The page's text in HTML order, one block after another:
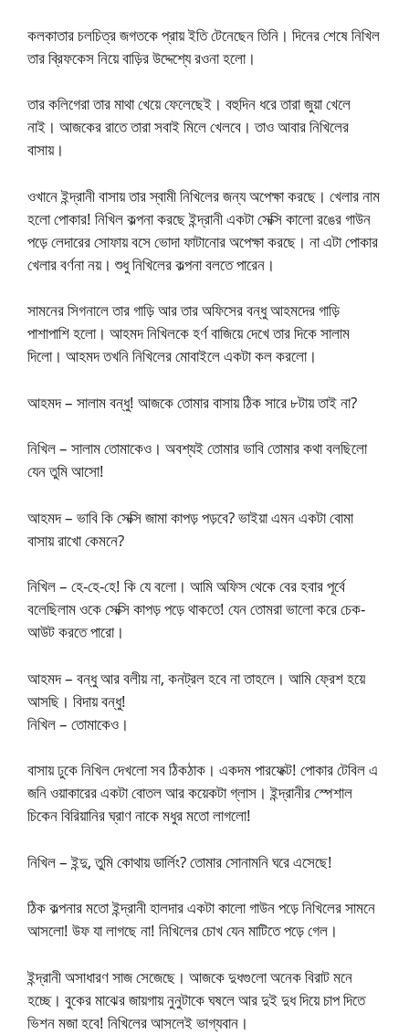
কলকাতার চলচিত্র জগতকে প্রায় ইতি টেনেছেন তিনি। দিনের শেষে নিখিল
তার ব্রিফকেস নিয়ে বাড়ির উদ্দেশ্যে রওনা হলো।
তার কলিগেরা তার মাথা খেয়ে ফেলেছেই। বহুদিন ধরে তারা জুয়া খেলে
নাই। আজকের রাতে তারা সবাই মিলে খেলবে। তাও আবার নিখিলের
বাসায়।
ওখানে ইন্দ্রানী বাসায় তার স্বামী নিখিলের জন্য অপেক্ষা করছে। খেলার নাম
হলো পোকার! নিখিল কল্পনা করছে ইন্দ্রানী একটা সেক্সি কালো রঙের গাউন
পড়ে লেদারের সোফায় বসে ভোদা ফাটানোর অপেক্ষা করছে। না এটা পোকার
খেলার বর্ণনা নয়। শুধু নিখিলের কল্পনা বলতে পারেন।
সামনের সিগনালে তার গাড়ি আর তার অফিসের বন্ধু আহমদের গাড়ি
পাশাপাশি হলো। আহমদ নিখিলকে হর্ণ বাজিয়ে দেখে তার দিকে সালাম
দিলো। আহমদ তখনি নিখিলের মোবাইলে একটা কল করলো।
আহমদ – সালাম বন্ধু! আজকে তোমার বাসায় ঠিক সারে ৮টায় তাই না?
নিখিল – সালাম তোমাকেও। অবশ্যই তোমার ভাবি তোমার কথা বলছিলো
যেন তুমি আসো!
আহমদ – ভাবি কি সেক্সি জামা কাপড় পড়বে? ভাইয়া এমন একটা বোমা
বাসায় রাখো কেমনে?
নিখিল – হে-হে-হে! কি যে বলো। আমি অফিস থেকে বের হবার পূর্বে
বলেছিলাম ওকে সেক্সি কাপড় পড়ে থাকতে! যেন তোমরা ভালো করে চেক-
আউট করতে পারো।
আহমদ – বন্ধু আর বলীয় না, কনট্রল হবে না তাহলে। আমি ফ্রেশ হয়ে
আসছি। বিদায় বন্ধু!
নিখিল – তোমাকেও।
বাসায় ঢুকে নিখিল দেখলো সব ঠিকঠাক। একদম পারফেক্ট! পোকার টেবিল এ
জনি ওয়াকারের একটা বোতল আর কয়েকটা গ্লাস। ইন্দ্রানীর স্পেশাল
চিকেন বিরিয়ানির ঘ্রাণ নাকে মধুর মতো লাগলো!
নিখিল – ইন্দু, তুমি কোথায় ডার্লিং? তোমার সোনামনি ঘরে এসেছে!
ঠিক কল্পনার মতো ইন্দ্রানী হালদার একটা কালো গাউন পড়ে নিখিলের সামনে
আসলো! উফ যা লাগছে না! নিখিলের চোখ যেন মাটিতে পড়ে গেল।
ইন্দ্রানী অসাধারণ সাজ সেজেছে। আজকে দুধগুলো অনেক বিরাট মনে
হচ্ছে। বুকের মাঝের জায়গায় নুনুটাকে ঘষলে আর দুই দুধ দিয়ে চাপ দিতে
ভিশন মজা হবে! নিখিলের আসলেই ভাগ্যবান।